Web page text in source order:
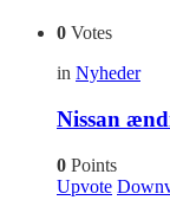
0 Votes
in Nyheder
Nissan
0 Points
Upvote